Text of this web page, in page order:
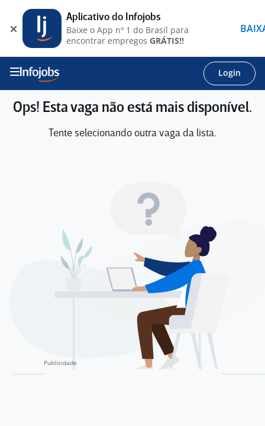
Login
Ops! Esta vaga não está mais disponível.
Tente selecionando outra vaga da lista.
Aplicativo do Infojobs
Baixe o App nº 1 do Brasil para
encontrar empregos GRÁTIS!!